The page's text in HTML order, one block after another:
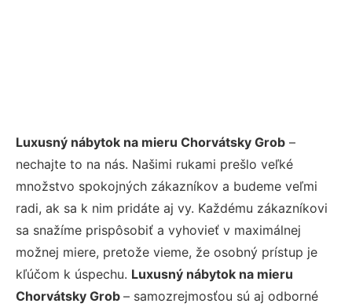
Luxusný nábytok na mieru Chorvátsky Grob –
nechajte to na nás. Našimi rukami prešlo veľké
množstvo spokojných zákazníkov a budeme veľmi
radi, ak sa k nim pridáte aj vy. Každému zákazníkovi
sa snažíme prispôsobiť a vyhovieť v maximálnej
možnej miere, pretože vieme, že osobný prístup je
kľúčom k úspechu. Luxusný nábytok na mieru
Chorvátsky Grob – samozrejmosťou sú aj odborné